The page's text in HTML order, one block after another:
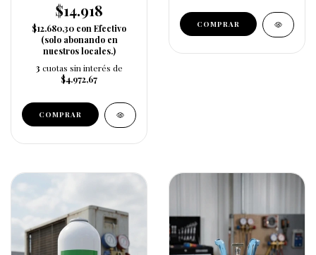
$14.918
$12.680,30 con Efectivo
(solo abonando en
nuestros locales.)
3 cuotas sin interés de
$4.972,67